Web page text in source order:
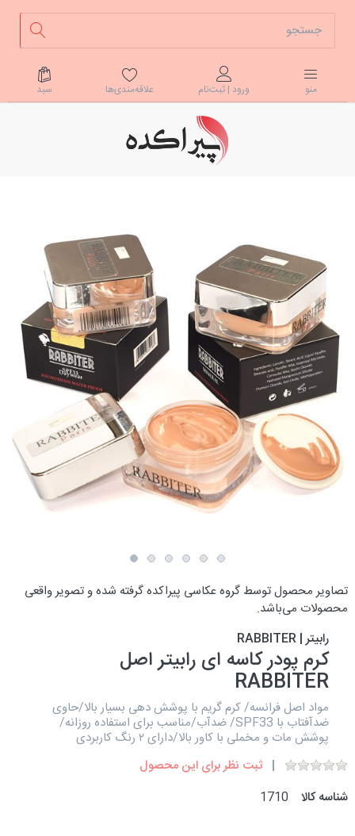
منو ورود | ثبت‌نام علاقه‌مندی‌ها سبد
تصاویر محصول توسط گروه عکاسی پیراکده گرفته شده و تصویر واقعی
محصولات می‌باشد.
رابیتر | RABBITER
کرم پودر کاسه ای رابیتر اصل
RABBITER
مواد اصل فرانسه/ کرم گریم با پوشش دهی بسیار بالا/حاوی
ضدآفتاب با SPF33/ ضدآب/مناسب برای استفاده روزانه/
پوشش مات و مخملی با کاور بالا/دارای ۲ رنگ کاربردی
ثبت نظر برای این محصول
شناسه کالا
1710